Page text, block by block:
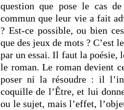
question que pose le cas
commun que leur vie a fait
? Est-ce possible, ou bien
que des jeux de mots ? C’est
par un essai. Il faut la poésie,
le roman. Le roman devient
poser ni la résoudre : il
coquille de l’Être, et lui
ou le sujet, mais l’effet,